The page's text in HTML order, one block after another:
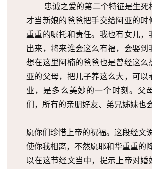
忠诚之爱的第二个特征是生死
才当新娘的爸爸把手交给阿亚的时
重重的嘱托和责任。我也有女儿，
出来，将来谁会这么有福，会娶到
想在这里阿楠的爸爸也是曾经这么
亚的父母，把儿子养这么大，可以
业，是多么美妙的一个时刻。父
们，所有的亲朋好友、弟兄姊妹也
愿你们珍惜上帝的祝福。这段经文
使你我相离，不然愿耶和华重重的
以在这节经文当中，提示上帝对婚